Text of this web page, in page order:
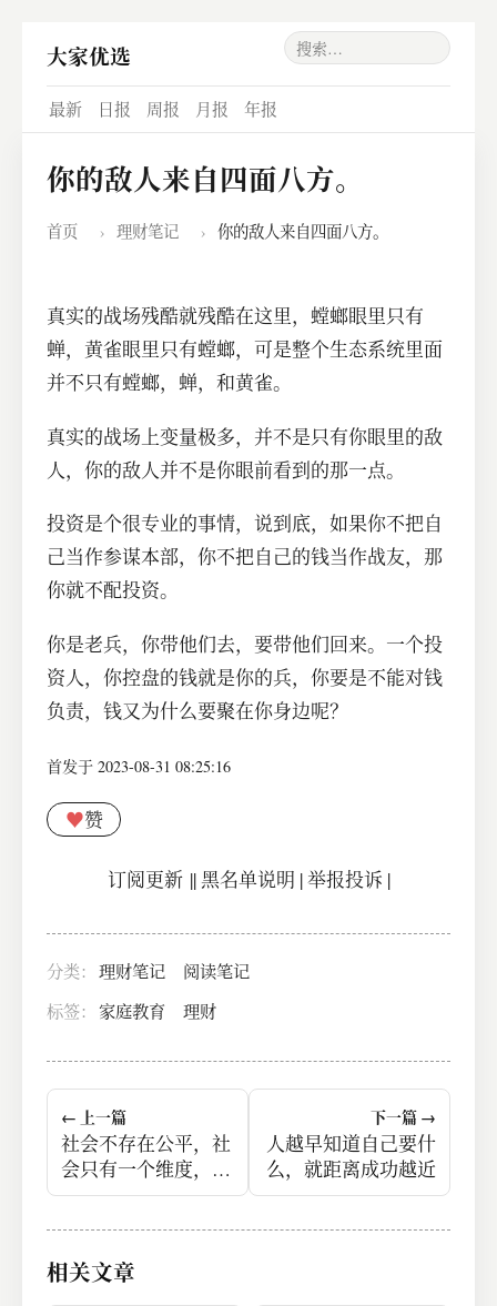
大家优选
最新 日报 周报 月报 年报
你的敌人来自四面八方。
首页 › 理财笔记 › 你的敌人来自四面八方。
真实的战场残酷就残酷在这里，螳螂眼里只有
蝉，黄雀眼里只有螳螂，可是整个生态系统里面
并不只有螳螂，蝉，和黄雀。
真实的战场上变量极多，并不是只有你眼里的敌
人，你的敌人并不是你眼前看到的那一点。
投资是个很专业的事情，说到底，如果你不把自
己当作参谋本部，你不把自己的钱当作战友，那
你就不配投资。
你是老兵，你带他们去，要带他们回来。一个投
资人，你控盘的钱就是你的兵，你要是不能对钱
负责，钱又为什么要聚在你身边呢？
首发于 2023-08-31 08:25:16
♥赞
订阅更新||黑名单说明 |举报投诉 |
分类： 理财笔记
阅读笔记
标签： 家庭教育 理财
← 上一篇
社会不存在公平，社
会只有一个维度，叫
做供需
下一篇 →
人越早知道自己要什
么，就距离成功越近
相关文章